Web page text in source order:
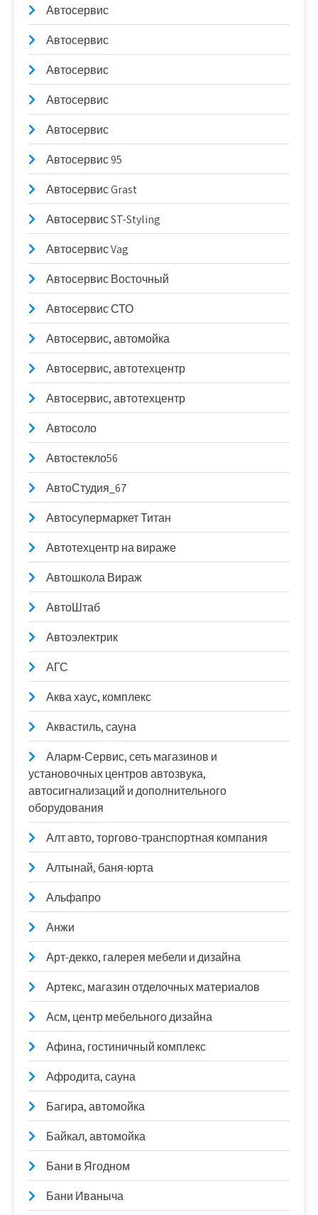
Автосервис
Автосервис
Автосервис
Автосервис
Автосервис
Автосервис 95
Автосервис Grast
Автосервис ST-Styling
Автосервис Vag
Автосервис Восточный
Автосервис СТО
Автосервис, автомойка
Автосервис, автотехцентр
Автосервис, автотехцентр
Автосоло
Автостекло56
АвтоСтудия_67
Автосупермаркет Титан
Автотехцентр на вираже
Автошкола Вираж
АвтоШтаб
Автоэлектрик
АГС
Аква хаус, комплекс
Аквастиль, сауна
Аларм-Сервис, сеть магазинов и
установочных центров автозвука,
автосигнализаций и дополнительного
оборудования
Алт авто, торгово-транспортная компания
Алтынай, баня-юрта
Альфапро
Анжи
Арт-декко, галерея мебели и дизайна
Артекс, магазин отделочных материалов
Асм, центр мебельного дизайна
Афина, гостиничный комплекс
Афродита, сауна
Багира, автомойка
Байкал, автомойка
Бани в Ягодном
Бани Иваныча